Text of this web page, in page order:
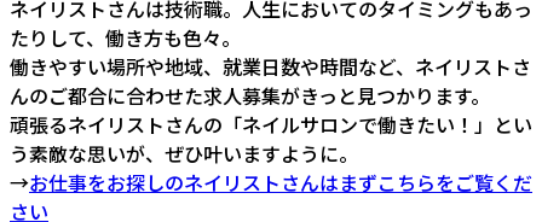
ネイリストさんは技術職。人生においてのタイミングもあっ
たりして、働き方も色々。
働きやすい場所や地域、就業日数や時間など、ネイリストさ
んのご都合に合わせた求人募集がきっと見つかります。
頑張るネイリストさんの「ネイルサロンで働きたい！」とい
う素敵な思いが、ぜひ叶いますように。
→お仕事をお探しのネイリストさんはまずこちらをご覧くだ
さい